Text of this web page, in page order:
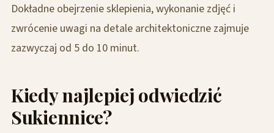
Dokładne obejrzenie sklepienia, wykonanie zdjęć i
zwrócenie uwagi na detale architektoniczne zajmuje
zazwyczaj od 5 do 10 minut.
Kiedy najlepiej odwiedzić
Sukiennice?